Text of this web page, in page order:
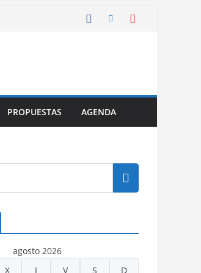
PROPUESTAS AGENDA
agosto 2026
X J V S D